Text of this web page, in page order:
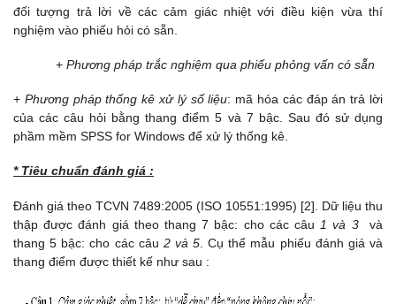
đối tượng trả lời về các cảm giác nhiệt với điều kiện vừa thí
nghiệm vào phiếu hỏi có sẵn.
+ Phương pháp trắc nghiệm qua phiếu phỏng vấn có sẵn
+ Phương pháp thống kê xử lý số liệu: mã hóa các đáp án trả lời
của các câu hỏi bằng thang điểm 5 và 7 bậc. Sau đó sử dụng
phầm mềm SPSS for Windows để xử lý thống kê.
* Tiêu chuẩn đánh giá :
Đánh giá theo TCVN 7489:2005 (ISO 10551:1995) [2]. Dữ liệu thu
thập được đánh giá theo thang 7 bậc: cho các câu 1 và 3và
thang 5 bậc: cho các câu 2 và 5 . Cụ thể mẫu phiếu đánh giá và
thang điểm được thiết kế như sau :